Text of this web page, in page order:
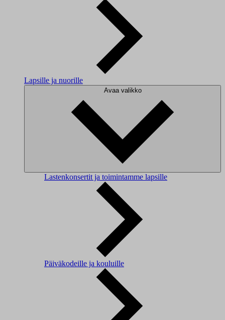
Lapsille ja nuorille
Avaa valikko
Lastenkonsertit ja toimintamme lapsille
Päiväkodeille ja kouluille